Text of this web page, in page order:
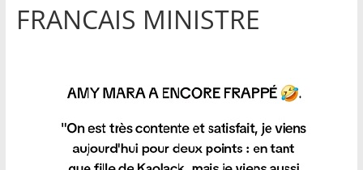
FRANCAIS MINISTRE